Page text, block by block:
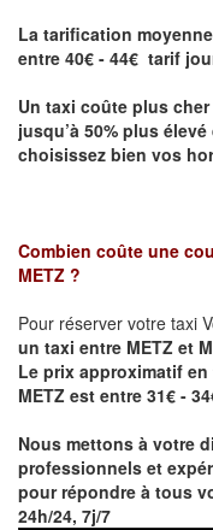
La tarification
entre 40€ - 44€ tarif
Un taxi coûte plus
jusqu’à 50% plus
choisissez bien vos
Combien coûte une
METZ ?
Pour réserver votre taxi
un taxi entre METZ et
Le prix approximatif en
METZ est entre 31€ -
Nous mettons à votre
professionnels et
pour répondre à tous
24h/24, 7j/7